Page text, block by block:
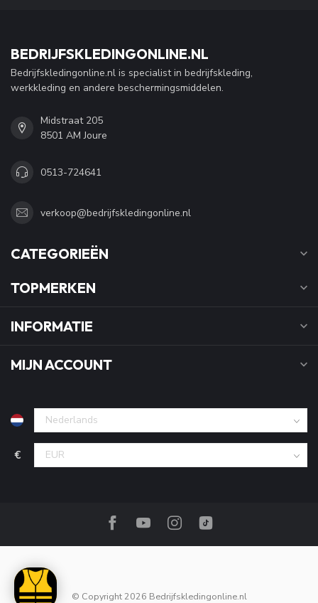
BEDRIJFSKLEDINGONLINE.NL
Bedrijfskledingonline.nl is specialist in bedrijfskleding,
werkkleding en andere beschermingsmiddelen.
Midstraat 205
8501 AM Joure
0513-724641
verkoop@bedrijfskledingonline.nl
CATEGORIEËN
TOPMERKEN
INFORMATIE
MIJN ACCOUNT
€
© Copyright 2026 Bedrijfskledingonline.nl